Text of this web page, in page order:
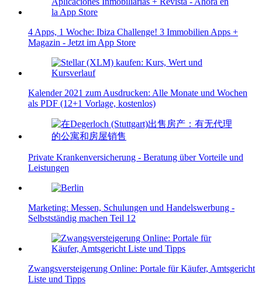
4 Apps, 1 Woche: Ibiza Challenge! 3 Immobilien Apps +
Magazin - Jetzt im App Store
Kalender 2021 zum Ausdrucken: Alle Monate und Wochen
als PDF (12+1 Vorlage, kostenlos)
Private Krankenversicherung - Beratung über Vorteile und
Leistungen
Marketing: Messen, Schulungen und Handelswerbung -
Selbstständig machen Teil 12
Zwangsversteigerung Online: Portale für Käufer, Amtsgericht
Liste und Tipps